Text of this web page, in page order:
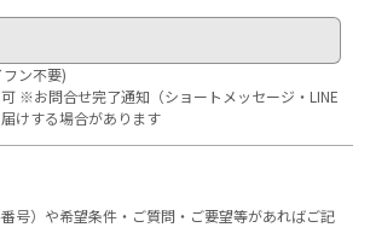
ン不要)
※お問合せ完了通知（ショートメッセージ・LINE
けする場合があります
号）や希望条件・ご質問・ご要望等があればご記